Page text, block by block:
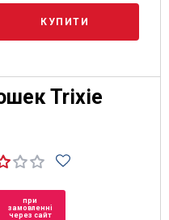
КУПИТИ
Trixie
при
замовленні
через сайт